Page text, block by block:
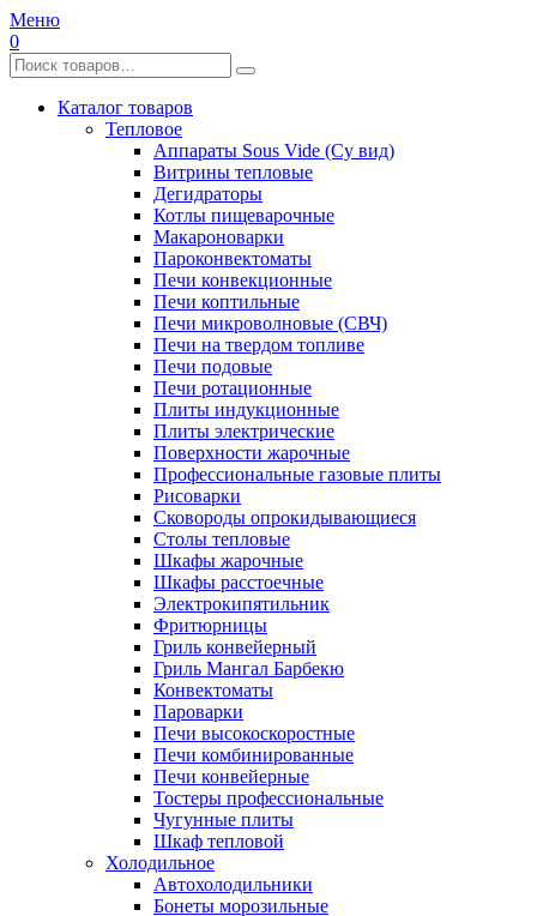
Меню
0
Каталог товаров
Тепловое
Аппараты Sous Vide (Су вид)
Витрины тепловые
Дегидраторы
Котлы пищеварочные
Макароноварки
Пароконвектоматы
Печи конвекционные
Печи коптильные
Печи микроволновые (СВЧ)
Печи на твердом топливе
Печи подовые
Печи ротационные
Плиты индукционные
Плиты электрические
Поверхности жарочные
Профессиональные газовые плиты
Рисоварки
Сковороды опрокидывающиеся
Столы тепловые
Шкафы жарочные
Шкафы расстоечные
Электрокипятильник
Фритюрницы
Гриль конвейерный
Гриль Мангал Барбекю
Конвектоматы
Пароварки
Печи высокоскоростные
Печи комбинированные
Печи конвейерные
Тостеры профессиональные
Чугунные плиты
Шкаф тепловой
Холодильное
Автохолодильники
Бонеты морозильные